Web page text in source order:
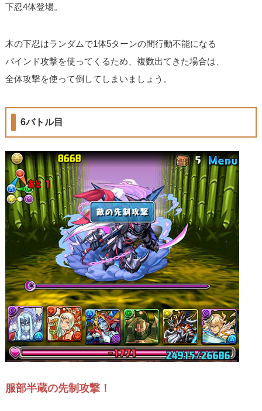
下忍4体登場。
木の下忍はランダムで1体5ターンの間行動不能になる
バインド攻撃を使ってくるため、複数出てきた場合は、
全体攻撃を使って倒してしまいましょう。
6バトル目
服部半蔵の先制攻撃！